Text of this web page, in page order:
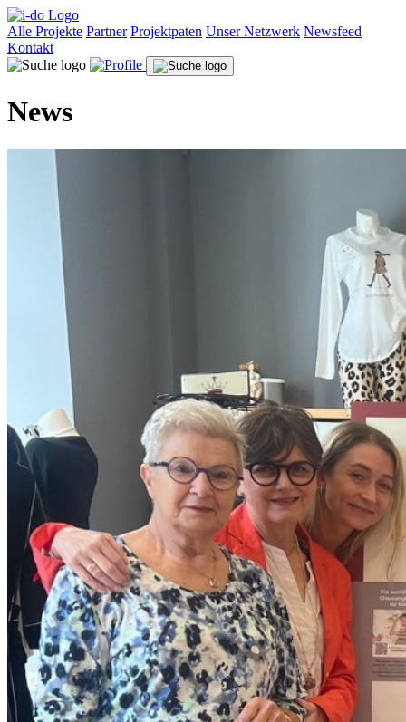
Alle Projekte Partner Projektpaten Unser Netzwerk Newsfeed
Kontakt
News